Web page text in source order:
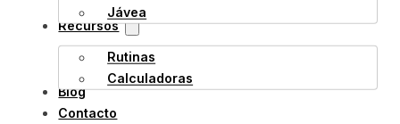
Jávea
Recursos
Rutinas
Calculadoras
Blog
Contacto